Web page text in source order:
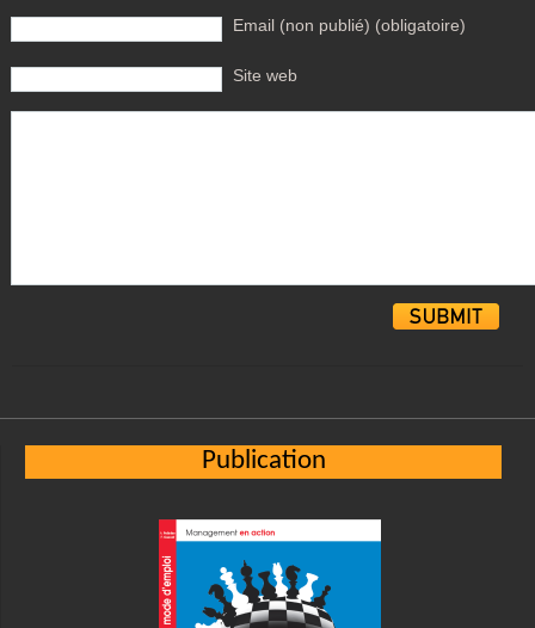
Email (non publié) (obligatoire)
Site web
Publication